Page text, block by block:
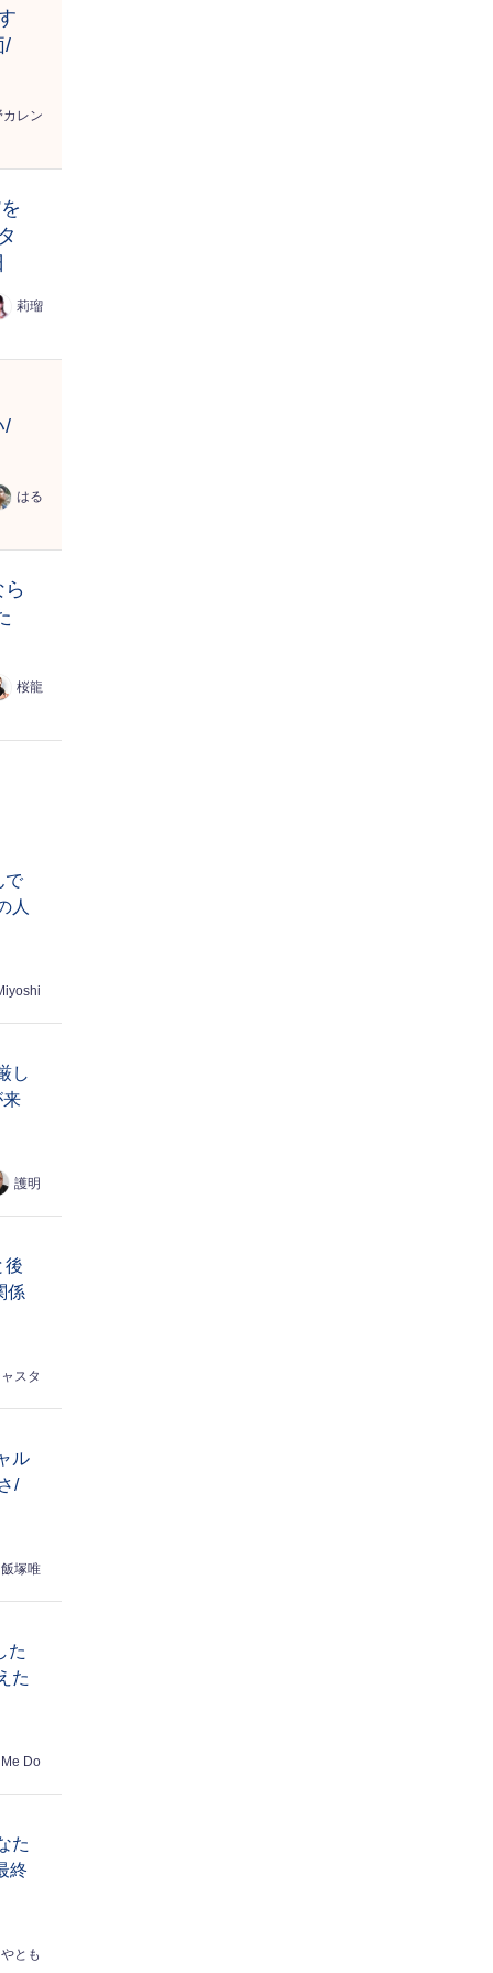
/
カレン
莉瑠
/
はる
桜龍
で
人
し
来
護明
後
係
スタ
ル
/
飯塚唯
た
た
Do
た
終
とも